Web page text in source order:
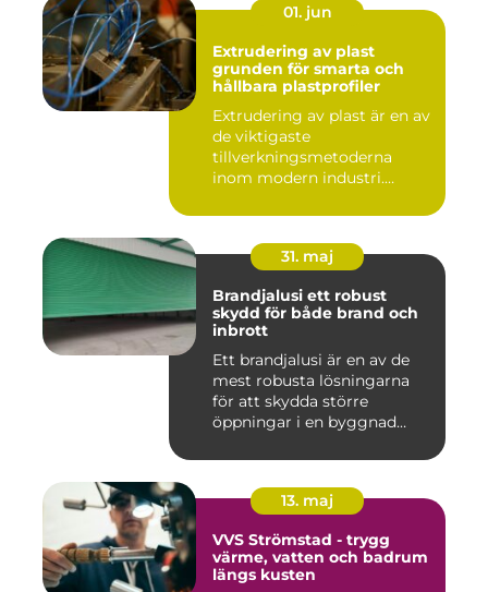
01. jun
Extrudering av plast
grunden för smarta och
hållbara plastprofiler
Extrudering av plast är en av
de viktigaste
tillverkningsmetoderna
inom modern industri.
31. maj
Brandjalusi ett robust
skydd för både brand och
inbrott
Ett brandjalusi är en av de
mest robusta lösningarna
för att skydda större
öppningar i en byggnad
13. maj
VVS Strömstad - trygg
värme, vatten och badrum
längs kusten